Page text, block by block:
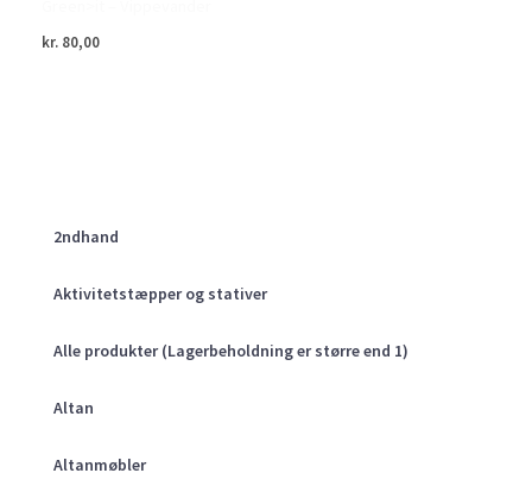
2ndhand
Aktivitetstæpper og stativer
Alle produkter (Lagerbeholdning er større end 1)
Altan
Altanmøbler
kr. 80,00